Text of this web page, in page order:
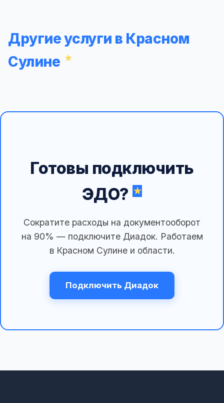
Другие услуги в Красном
Сулине
Готовы подключить
ЭДО?
Сократите расходы на документооборот
на 90% — подключите Диадок. Работаем
в Красном Сулине и области.
Подключить Диадок